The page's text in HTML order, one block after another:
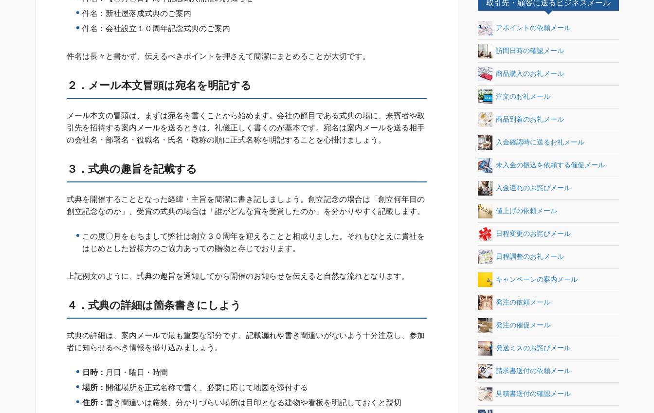
件名：新社屋落成式典のご案内
件名：会社設立１０周年記念式典のご案内
件名は長々と書かず、伝えるべきポイントを押さえて簡潔にまとめることが大切です。
２．メール本文冒頭は宛名を明記する
メール本文の冒頭は、まずは宛名を書くことから始めます。会社の節目である式典の場に、来賓者や取
引先を招待する案内メールを送るときは、礼儀正しく書くのが基本です。宛名は案内メールを送る相手
の会社名・部署名・役職名・氏名・敬称の順に正式名称を明記することを心掛けましょう。
３．式典の趣旨を記載する
式典を開催することとなった経緯・主旨を簡潔に書き記しましょう。創立記念の場合は「創立何年目の
創立記念なのか」、受賞の式典の場合は「誰がどんな賞を受賞したのか」を分かりやすく記載します。
この度〇月をもちまして弊社は創立３０周年を迎えることと相成りました。それもひとえに貴社を
はじめとした皆様方のご協力あっての賜物と存じでおります。
上記例文のように、式典の趣旨を通知してから開催のお知らせを伝えると自然な流れとなります。
４． 式典の詳細は箇条書きにしよう
式典の詳細は、案内メールで最も重要な部分です。記載漏れや書き間違いがないよう十分注意し、参加
者に知らせるべき情報を盛り込みましょう。
日時： 月日・曜日・時間
場所： 開催場所を正式名称で書く、必要に応じて地図を添付する
住所： 書き間違いは厳禁、分かりづらい場所は目印となる建物や看板を明記しておくと親切
取引先・顧客に送るビジネスメール
アポイントの依頼メール
訪問日時の確認メール
商品購入のお礼メール
注文のお礼メール
商品到着のお礼メール
入金確認時に送るお礼メール
未入金の振込を依頼する催促メール
入金遅れのお詫びメール
値上げの依頼メール
日程変更のお詫びメール
日程調整のお礼メール
キャンペーンの案内メール
発注の依頼メール
発注の催促メール
発送ミスのお詫びメール
請求書送付の依頼メール
見積書送付の確認メール